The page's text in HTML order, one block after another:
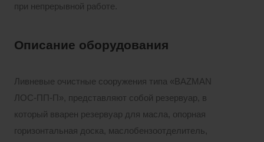
при непрерывной работе.
Описание оборудования
Ливневые очистные сооружения типа «BAZMAN
ЛОС-ПП-П», представляют собой резервуар, в
который вварен резервуар для масла, опорная
горизонтальная доска, маслобензоотделитель,